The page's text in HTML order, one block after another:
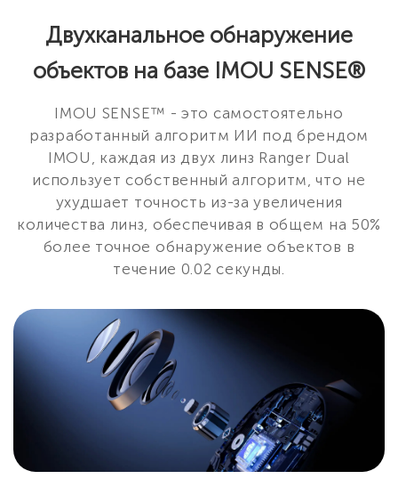
Двухканальное обнаружение
объектов на базе IMOU SENSE®
IMOU SENSE™ - это самостоятельно
разработанный алгоритм ИИ под брендом
IMOU, каждая из двух линз Ranger Dual
использует собственный алгоритм, что не
ухудшает точность из-за увеличения
количества линз, обеспечивая в общем на 50%
более точное обнаружение объектов в
течение 0.02 секунды.